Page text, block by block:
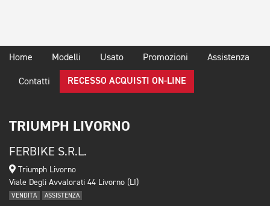
Home Modelli Usato Promozioni Assistenza
Contatti RECESSO ACQUISTI ON-LINE
TRIUMPH LIVORNO
FERBIKE S.R.L.
Triumph Livorno
Viale Degli Avvalorati 44 Livorno (LI)
VENDITA ASSISTENZA